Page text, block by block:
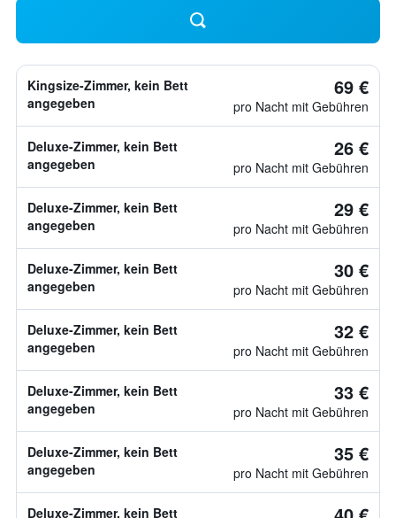
Kingsize-Zimmer, kein Bett
angegeben
69 €
pro Nacht mit Gebühren
Deluxe-Zimmer, kein Bett
angegeben
26 €
pro Nacht mit Gebühren
Deluxe-Zimmer, kein Bett
angegeben
29 €
pro Nacht mit Gebühren
Deluxe-Zimmer, kein Bett
angegeben
30 €
pro Nacht mit Gebühren
Deluxe-Zimmer, kein Bett
angegeben
32 €
pro Nacht mit Gebühren
Deluxe-Zimmer, kein Bett
angegeben
33 €
pro Nacht mit Gebühren
Deluxe-Zimmer, kein Bett
angegeben
35 €
pro Nacht mit Gebühren
Deluxe-Zimmer, kein Bett